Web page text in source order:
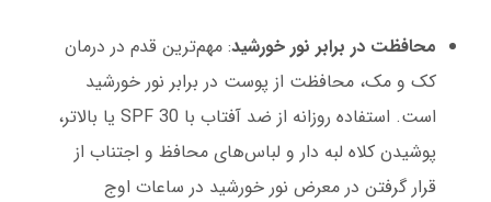
محافظت در برابر نور خورشید: مهم‌ترین قدم در درمان
کک و مک، محافظت از پوست در برابر نور خورشید
است. استفاده روزانه از ضد آفتاب با SPF 30 یا بالاتر،
پوشیدن کلاه لبه دار و لباس‌های محافظ و اجتناب از
قرار گرفتن در معرض نور خورشید در ساعات اوج